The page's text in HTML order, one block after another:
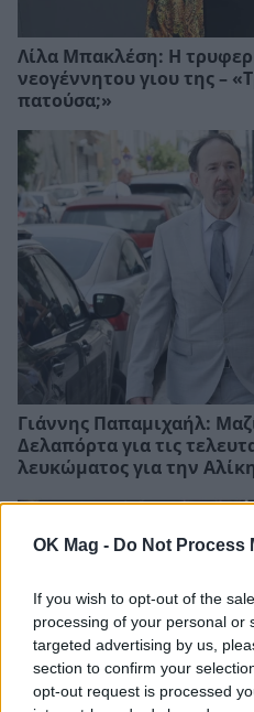
OK Mag - Do Not Process
If you wish to opt-out of the
processing of your personal or
targeted advertising by us,
section to confirm your
opt-out request is processed
Λίλα Μπακλέση: Η
νεογέννητου γιου της –
πατούσα;»
Γιάννης Παπαμιχαήλ:
Δελαπόρτα για τις
λευκώματος για την